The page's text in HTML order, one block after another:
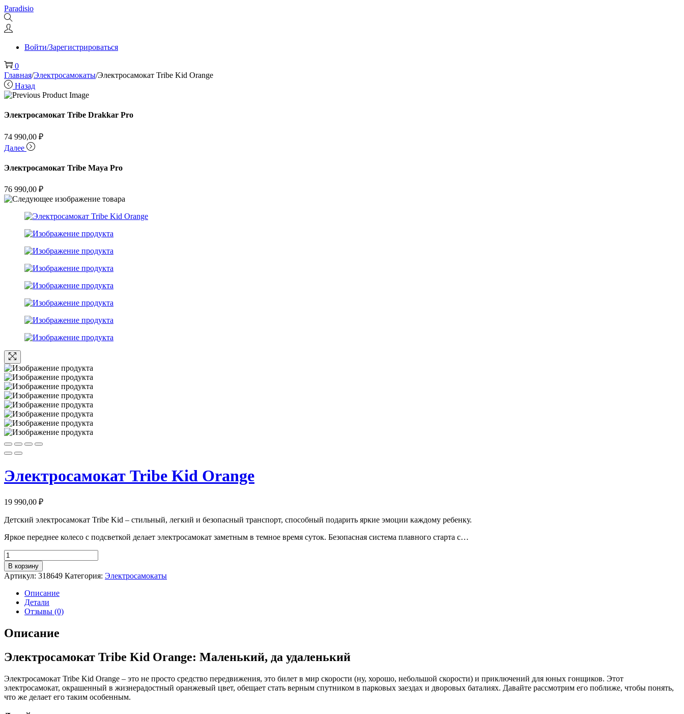
Перейти
к
навигации
Перейти
к
содержимому
Paradisio
Войти/Зарегистрироваться
0
Главная/Электросамокаты/Электросамокат Tribe Kid Orange
Назад
Электросамокат Tribe Drakkar Pro
74 990,00 ₽
Далее
Электросамокат Tribe Maya Pro
76 990,00 ₽
Электросамокат Tribe Kid Orange
19 990,00 ₽
Детский электросамокат Tribe Kid – стильный, легкий и безопасный транспорт, способный подарить яркие эмоции каждому ребенку.
Яркое переднее колесо с подсветкой делает электросамокат заметным в темное время суток. Безопасная система плавного старта с…
Количество
товара
Электросамокат
Tribe
Orange
В корзину
Артикул: 318649 Категория: Электросамокаты
Описание
Детали
Отзывы (0)
Описание
Электросамокат Tribe Kid Orange: Маленький, да удаленький
Электросамокат Tribe Kid Orange – это не просто средство передвижения, это билет в мир скорости (ну, хорошо, небольшой скорости) и приключений для юных гонщиков. Этот
электросамокат, окрашенный в жизнерадостный оранжевый цвет, обещает стать верным спутником в парковых заездах и дворовых баталиях. Давайте рассмотрим его поближе, чтобы понять,
что же делает его таким особенным.